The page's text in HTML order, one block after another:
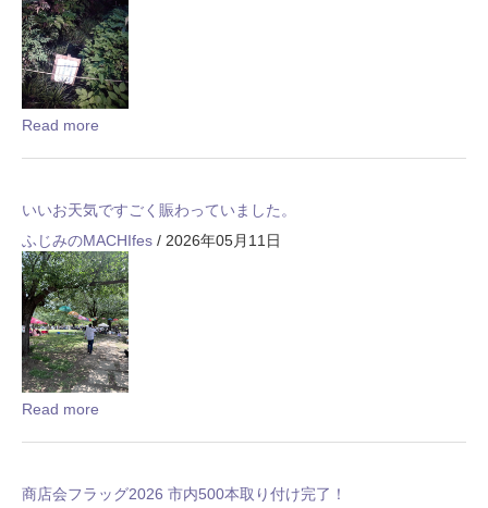
Read more
いいお天気ですごく賑わっていました。
ふじみのMACHIfes / 2026年05月11日
Read more
商店会フラッグ2026 市内500本取り付け完了！